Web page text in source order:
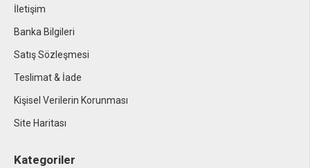
İletişim
Banka Bilgileri
Satış Sözleşmesi
Teslimat & İade
Kişisel Verilerin Korunması
Site Haritası
Kategoriler